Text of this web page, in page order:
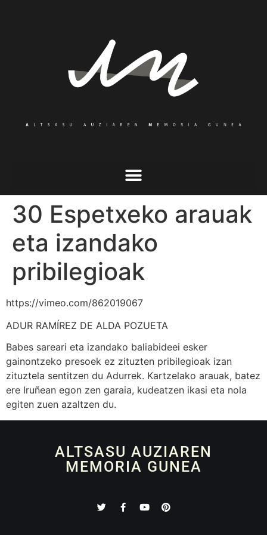
30 Espetxeko arauak
eta izandako
pribilegioak
https://vimeo.com/862019067
ADUR RAMÍREZ DE ALDA POZUETA
Babes sareari eta izandako baliabideei esker
gainontzeko presoek ez zituzten pribilegioak izan
zituztela sentitzen du Adurrek. Kartzelako arauak, batez
ere Iruñean egon zen garaia, kudeatzen ikasi eta nola
egiten zuen azaltzen du.
ALTSASU AUZIAREN
MEMORIA GUNEA